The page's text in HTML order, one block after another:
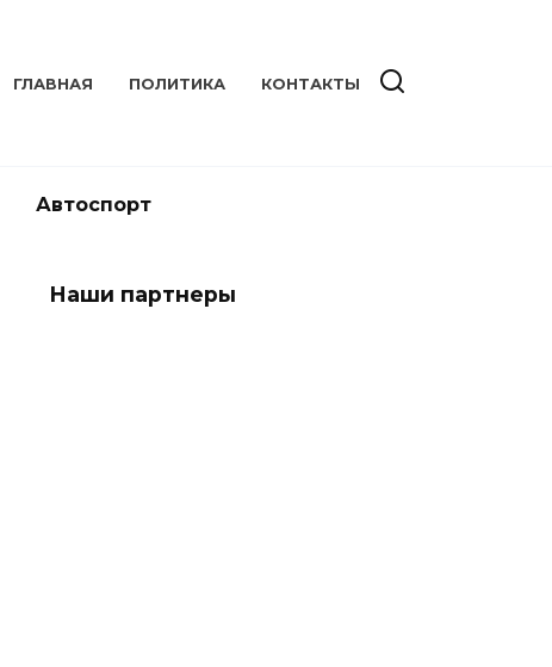
ГЛАВНАЯ ПОЛИТИКА КОНТАКТЫ
Автоспорт
Наши партнеры